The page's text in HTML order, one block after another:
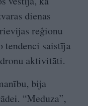
dienas
reģionu
tendenci saistīja
aktivitāti.
bija
“Meduza”,